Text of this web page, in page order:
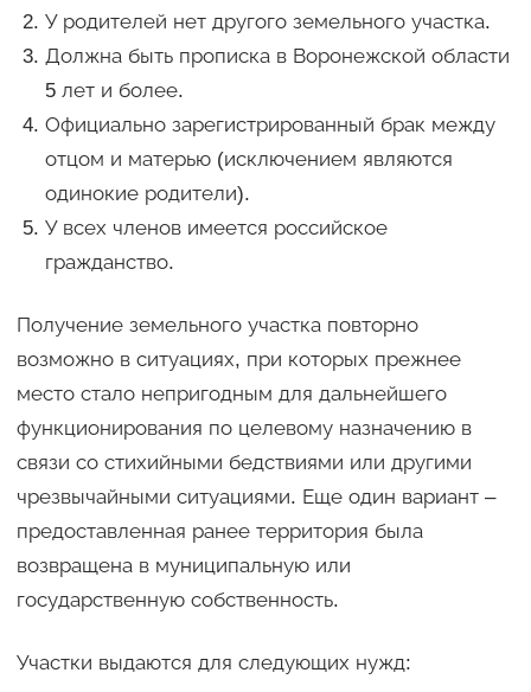
У родителей нет другого земельного участка.
Должна быть прописка в Воронежской области
5 лет и более.
Официально зарегистрированный брак между
отцом и матерью (исключением являются
одинокие родители).
У всех членов имеется российское
гражданство.
Получение земельного участка повторно
возможно в ситуациях, при которых прежнее
место стало непригодным для дальнейшего
функционирования по целевому назначению в
связи со стихийными бедствиями или другими
чрезвычайными ситуациями. Еще один вариант –
предоставленная ранее территория была
возвращена в муниципальную или
государственную собственность.
Участки выдаются для следующих нужд: